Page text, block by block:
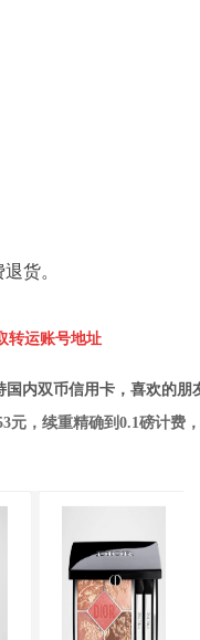
货。
转运账号地址
国内双币信用卡，喜欢的朋
元，续重精确到0.1磅计费，